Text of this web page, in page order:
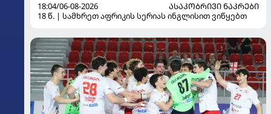
18:04/06-08-2026
ᲐᲡᲐᲙᲝᲑᲠᲘᲕᲘ ᲜᲐᲙᲠᲔᲑᲘ
18 წ. | სამხრეთ აფრიკის სერიას ინგლისით ვიწყებთ